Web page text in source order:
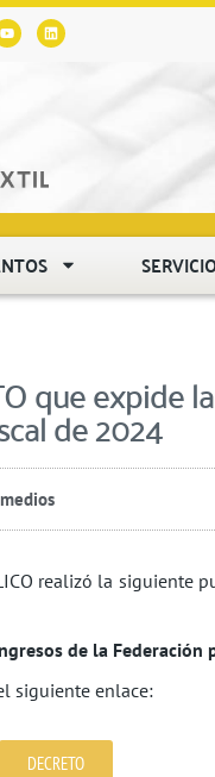
que expide
de 2024
realizó la
de la
siguiente enlace:
DECRETO